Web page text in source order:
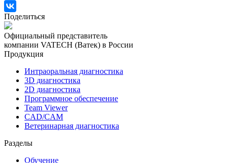
Поделиться
Официальный представитель
компании VATECH (Ватек) в России
Продукция
Интраоральная диагностика
3D диагностика
2D диагностика
Программное обеспечение
Team Viewer
CAD/CAM
Ветеринарная диагностика
Разделы
Обучение